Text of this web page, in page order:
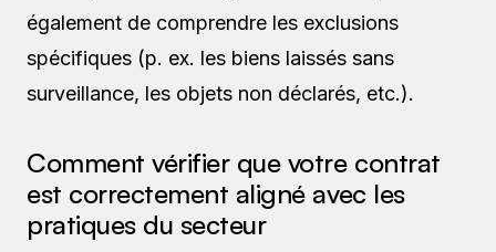
également de comprendre les exclusions
spécifiques (p. ex. les biens laissés sans
surveillance, les objets non déclarés, etc.).
Comment vérifier que votre contrat
est correctement aligné avec les
pratiques du secteur